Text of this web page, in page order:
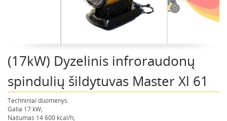
Pastoliai, bokšteliai, stelažai, tvoros, statramščiai,
Plytelių, blokelių, polistirolo pjovimo įrankiai
Rankiniai sodo ir buities įrankiai
Šildytuvai, kaloriferiai, kondicionieriai, jonizatoriai
Sodo ir miško įranga
(17kW) Dyzelinis infroraudonų
spindulių šildytuvas Master Xl 61
Techniniai duomenys:
Galia 17 kW;
Našumas 14 600 kcal/h;